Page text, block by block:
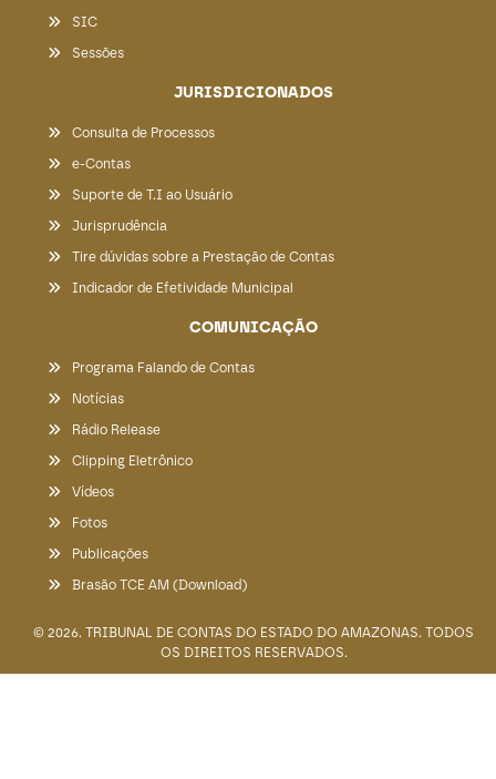
SIC
Sessões
JURISDICIONADOS
Consulta de Processos
e-Contas
Suporte de T.I ao Usuário
Jurisprudência
Tire dúvidas sobre a Prestação de Contas
Indicador de Efetividade Municipal
COMUNICAÇÃO
Programa Falando de Contas
Notícias
Rádio Release
Clipping Eletrônico
Vídeos
Fotos
Publicações
Brasão TCE AM (Download)
© 2026. TRIBUNAL DE CONTAS DO ESTADO DO AMAZONAS. TODOS
OS DIREITOS RESERVADOS.